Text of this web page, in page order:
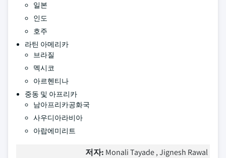
일본
인도
호주
라틴 아메리카
브라질
멕시코
아르헨티나
중동 및 아프리카
남아프리카공화국
사우디아라비아
아랍에미리트
저자: Monali Tayade , Jignesh Rawal